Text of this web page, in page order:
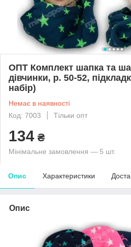
ОПТ Комплект шапка та
дівчинки, р. 50-52,
набір)
Немає в наявності
Код: 7003
Тільки опт
134 ₴
Мінімальне замовлення — 5 шт.
Опис Характеристики
Опис